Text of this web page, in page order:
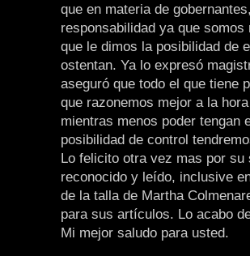
que en materia de
responsabilidad ya que
que le dimos la posibilidad de
ostentan. Ya lo expresó
aseguró que todo el que tiene
que razonemos mejor a la
mientras menos poder tengan
posibilidad de control
Lo felicito otra vez mas por
reconocido y leído, inclusive
de la talla de Martha
para sus artículos. Lo acabo
Mi mejor saludo para usted.